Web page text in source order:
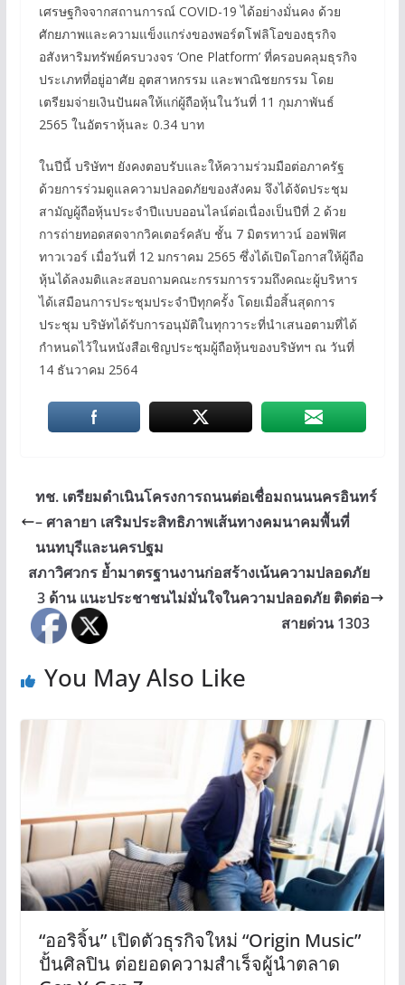
เศรษฐกิจจากสถานการณ์ COVID-19 ได้อย่างมั่นคง ด้วย
ศักยภาพและความแข็งแกร่งของพอร์ตโฟลิโอของธุรกิจ
อสังหาริมทรัพย์ครบวงจร ‘One Platform’ ที่ครอบคลุมธุรกิจ
ประเภทที่อยู่อาศัย อุตสาหกรรม และพาณิชยกรรม โดย
เตรียมจ่ายเงินปันผลให้แก่ผู้ถือหุ้นในวันที่ 11 กุมภาพันธ์
2565 ในอัตราหุ้นละ 0.34 บาท
ในปีนี้ บริษัทฯ ยังคงตอบรับและให้ความร่วมมือต่อภาครัฐ
ด้วยการร่วมดูแลความปลอดภัยของสังคม จึงได้จัดประชุม
สามัญผู้ถือหุ้นประจำปีแบบออนไลน์ต่อเนื่องเป็นปีที่ 2 ด้วย
การถ่ายทอดสดจากวิคเตอร์คลับ ชั้น 7 มิตรทาวน์ ออฟฟิศ
ทาวเวอร์ เมื่อวันที่ 12 มกราคม 2565 ซึ่งได้เปิดโอกาสให้ผู้ถือ
หุ้นได้ลงมติและสอบถามคณะกรรมการรวมถึงคณะผู้บริหาร
ได้เสมือนการประชุมประจำปีทุกครั้ง โดยเมื่อสิ้นสุดการ
ประชุม บริษัทได้รับการอนุมัติในทุกวาระที่นำเสนอตามที่ได้
กำหนดไว้ในหนังสือเชิญประชุมผู้ถือหุ้นของบริษัทฯ ณ วันที่
14 ธันวาคม 2564
ทช. เตรียมดำเนินโครงการถนนต่อเชื่อมถนนนครอินทร์
– ศาลายา เสริมประสิทธิภาพเส้นทางคมนาคมพื้นที่
นนทบุรีและนครปฐม
สภาวิศวกร ย้ำมาตรฐานงานก่อสร้างเน้นความปลอดภัย
3 ด้าน แนะประชาชนไม่มั่นใจในความปลอดภัย ติดต่อ
สายด่วน 1303
You May Also Like
“ออริจิ้น” เปิดตัวธุรกิจใหม่ “Origin Music”
ปั้นศิลปิน ต่อยอดความสำเร็จผู้นำตลาด